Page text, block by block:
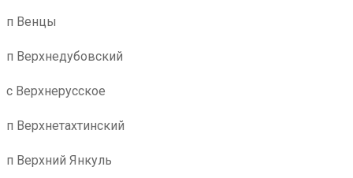
п Венцы
п Верхнедубовский
с Верхнерусское
п Верхнетахтинский
п Верхний Янкуль